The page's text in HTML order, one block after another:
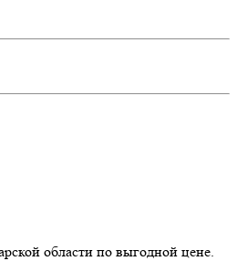
области по выгодной цене.